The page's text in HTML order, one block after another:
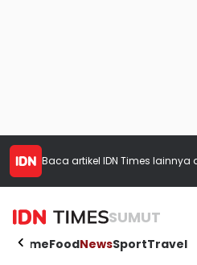
Baca artikel IDN Times lainnya
SUMUT
HomeFoodNewsSportTravel